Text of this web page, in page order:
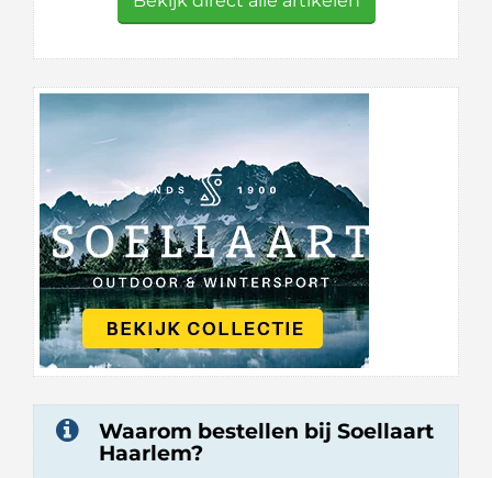
Waarom bestellen bij Soellaart
Haarlem?